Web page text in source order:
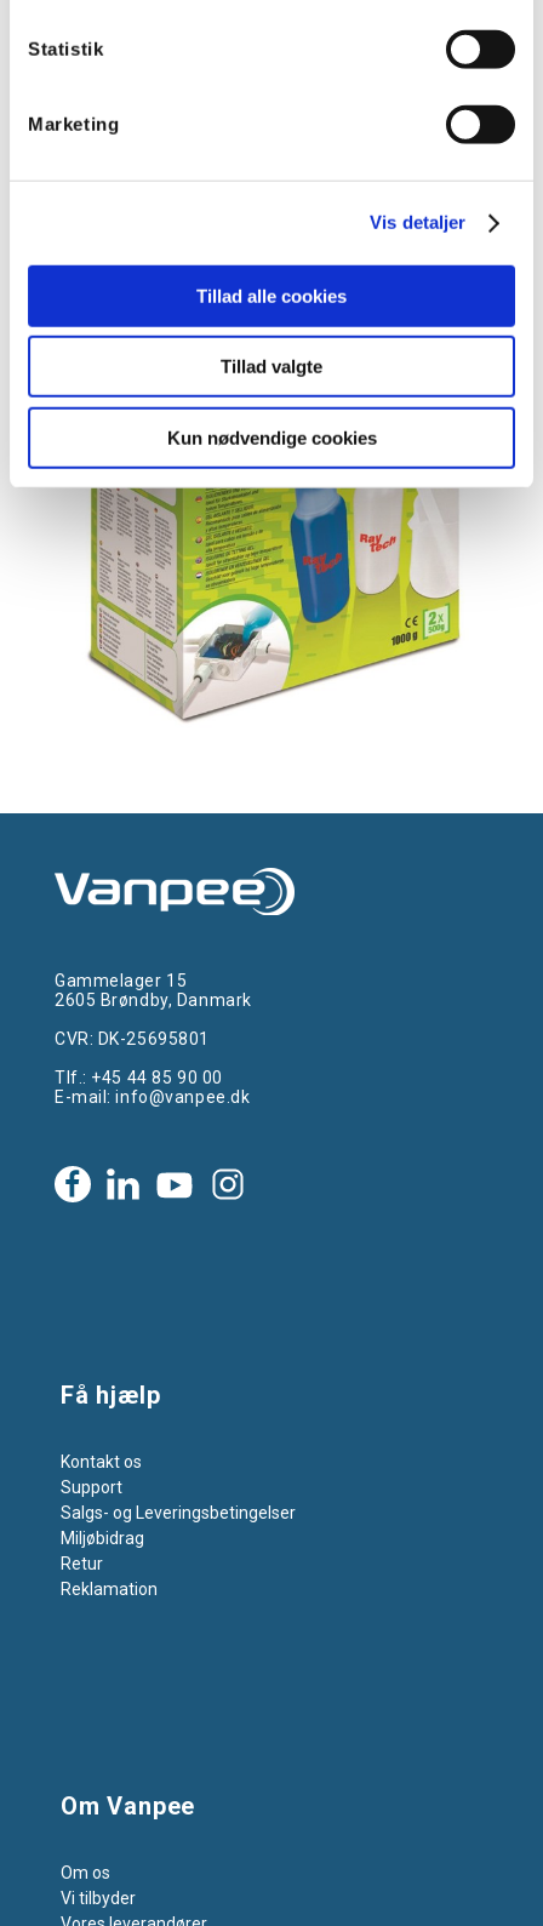
Statistik
Marketing
Vis detaljer
Tillad alle cookies
Tillad valgte
Kun nødvendige cookies
Gammelager 15
2605 Brøndby, Danmark
CVR: DK-25695801
Tlf.: +45 44 85 90 00
E-mail:info@vanpee.dk
Få hjælp
Kontakt os
Support
Salgs- og Leveringsbetingelser
Miljøbidrag
Retur
Reklamation
Om Vanpee
Om os
Vi tilbyder